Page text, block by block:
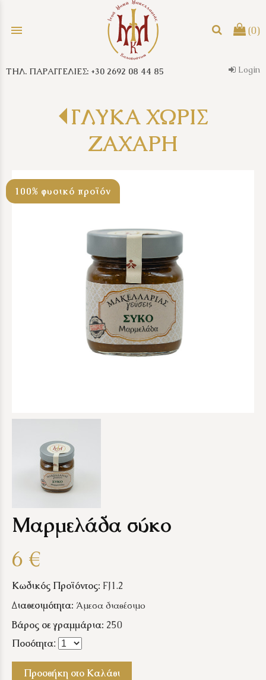
menu (0)
search
ΤΗΛ. ΠΑΡΑΓΓΕΛΙΕΣ: +30 2692 08 44 85 Login
ΓΛΥΚΑ ΧΩΡΙΣ
ΖΑΧΑΡΗ
100% φυσικό προϊόν
Μαρμελάδα σύκο
6 €
Κωδικός Προϊόντος: FJ1.2
Διαθεσιμότητα: Άμεσα διαθέσιμο
Βάρος σε γραμμάρια: 250
Ποσότητα:
Προσθήκη στο Καλάθι